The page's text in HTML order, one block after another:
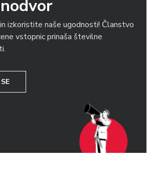
izkoristite naše ugodnosti! Članstvo
vstopnic prinaša številne
VČLANITE SE